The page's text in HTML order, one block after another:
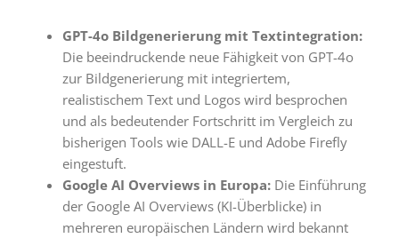
GPT-4o Bildgenerierung mit Textintegration:
Die beeindruckende neue Fähigkeit von GPT-4o
zur Bildgenerierung mit integriertem,
realistischem Text und Logos wird besprochen
und als bedeutender Fortschritt im Vergleich zu
bisherigen Tools wie DALL-E und Adobe Firefly
eingestuft.
Google AI Overviews in Europa:Die Einführung
der Google AI Overviews (KI-Überblicke) in
mehreren europäischen Ländern wird bekannt